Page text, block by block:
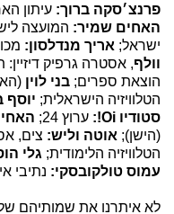
פרנצ׳סקה ברוך: עיתון
האחים שמיר: המועצה
ישראל; אריך מנדלסון:
וולף, אסטרה גרפיק דיזיין:
הוצאת ספרים; בני לוין
הטלוויזיה הישראלית; יוסף
סטודיו Oi!:
ערוץ 24;
(הישן); אוטה וליש: צים,
הטלוויזיה הלימודית; גלי
עמוס טולקובסקי: נתיבי
לא איתרנו את שמותיהם